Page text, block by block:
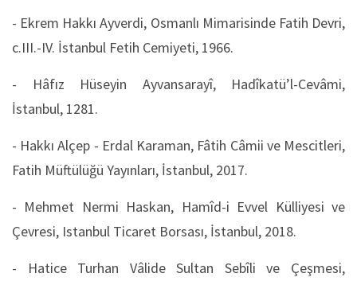
- Ekrem Hakkı Ayverdi, Osmanlı Mimarisinde Fatih Devri,
c.III.-IV. İstanbul Fetih Cemiyeti, 1966.
- Hâfız Hüseyin Ayvansarayî, Hadîkatü’l-Cevâmi,
İstanbul, 1281.
- Hakkı Alçep - Erdal Karaman, Fâtih Câmii ve Mescitleri,
Fatih Müftülüğü Yayınları, İstanbul, 2017.
- Mehmet Nermi Haskan, Hamîd-i Evvel Külliyesi ve
Çevresi, Istanbul Ticaret Borsası, İstanbul, 2018.
- Hatice Turhan Vâlide Sultan Sebîli ve Çeşmesi,